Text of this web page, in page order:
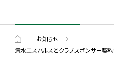
お知らせ
清水エスパルスとクラブスポンサー契